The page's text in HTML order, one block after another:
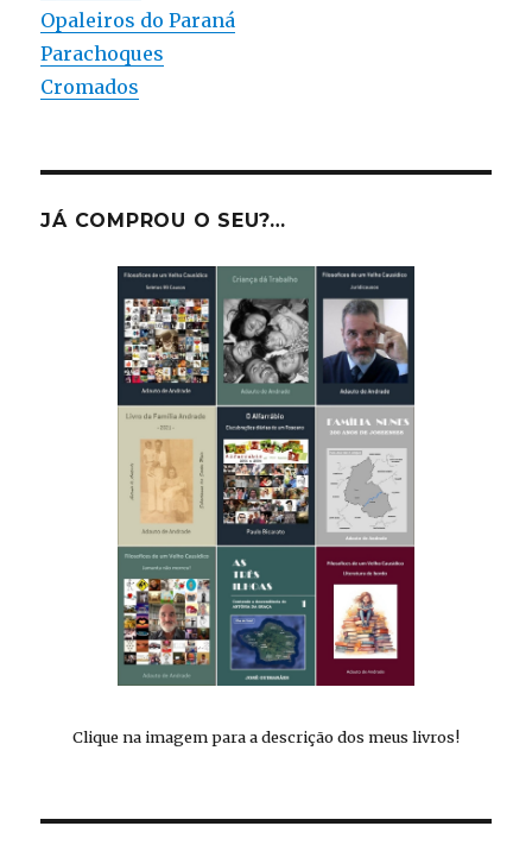
Opaleiros do Paraná
Parachoques
Cromados
JÁ COMPROU O SEU?…
Clique na imagem para a descrição dos meus livros!